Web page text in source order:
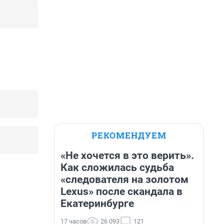
РЕКОМЕНДУЕМ
«Не хочется в это верить».
Как сложилась судьба
«следователя на золотом
Lexus» после скандала в
Екатеринбурге
17 часов 26 093 121